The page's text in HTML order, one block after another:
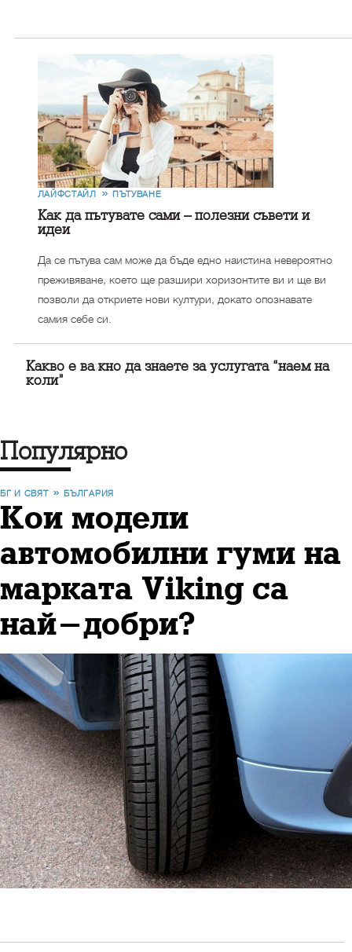
ЛАЙФСТАЙЛ ПЪТУВАНЕ
Как да пътувате сами – полезни съвети и
идеи
Да се пътува сам може да бъде едно наистина невероятно
преживяване, което ще разшири хоризонтите ви и ще ви
позволи да откриете нови култури, докато опознавате
самия себе си.
Какво е важно да знаете за услугата “наем на
коли”
Популярно
БГ И СВЯТ БЪЛГАРИЯ
Кои модели
автомобилни гуми на
марката Viking са
най-добри?